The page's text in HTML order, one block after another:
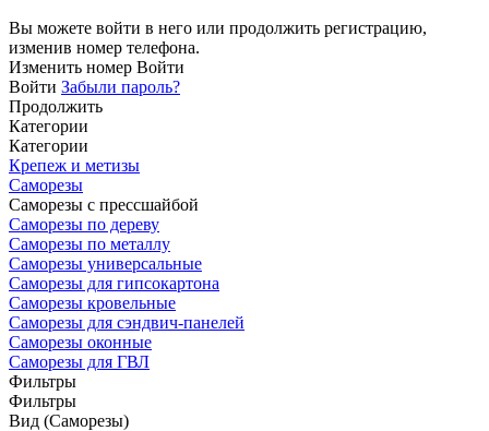
Вы можете войти в него или продолжить регистрацию,
изменив номер телефона.
Изменить номер Войти
Войти Забыли пароль?
Продолжить
Категории
Категории
Крепеж и метизы
Саморезы
Саморезы с прессшайбой
Саморезы по дереву
Саморезы по металлу
Саморезы универсальные
Саморезы для гипсокартона
Саморезы кровельные
Саморезы для сэндвич-панелей
Саморезы оконные
Саморезы для ГВЛ
Фильтры
Фильтры
Вид (Саморезы)